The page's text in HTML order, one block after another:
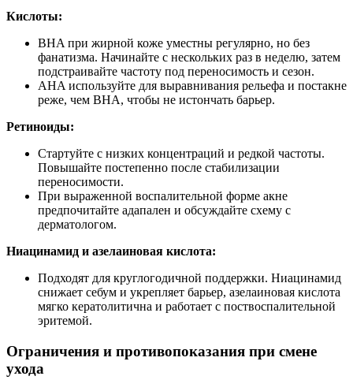
Кислоты:
BHA при жирной коже уместны регулярно, но без
фанатизма. Начинайте с нескольких раз в неделю, затем
подстраивайте частоту под переносимость и сезон.
AHA используйте для выравнивания рельефа и постакне
реже, чем BHA, чтобы не истончать барьер.
Ретиноиды:
Стартуйте с низких концентраций и редкой частоты.
Повышайте постепенно после стабилизации
переносимости.
При выраженной воспалительной форме акне
предпочитайте адапален и обсуждайте схему с
дерматологом.
Ниацинамид и азелаиновая кислота:
Подходят для круглогодичной поддержки. Ниацинамид
снижает себум и укрепляет барьер, азелаиновая кислота
мягко кератолитична и работает с поствоспалительной
эритемой.
Ограничения и противопоказания при смене
ухода